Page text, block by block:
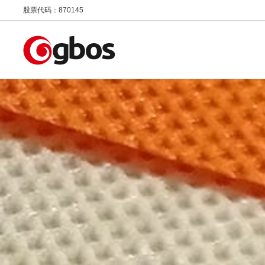
股票代码：870145